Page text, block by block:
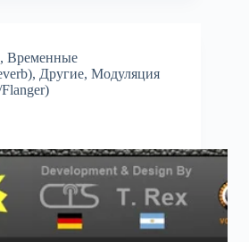
, Временные
, Другие, Модуляция